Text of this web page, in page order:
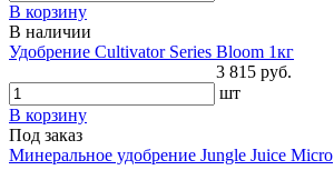
В корзину
В наличии
Удобрение Cultivator Series Bloom 1кг
3 815 руб.
шт
В корзину
Под заказ
Минеральное удобрение Jungle Juice Micro